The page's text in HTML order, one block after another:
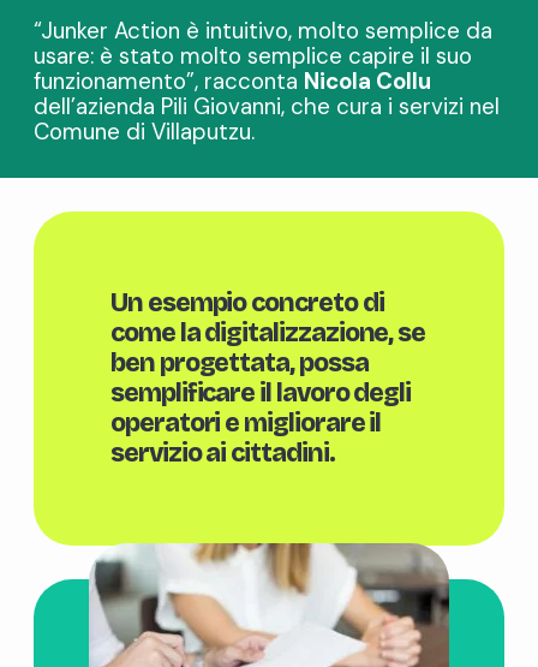
“Junker Action è intuitivo, molto semplice da
usare: è stato molto semplice capire il suo
funzionamento”, racconta Nicola Collu
dell’azienda Pili Giovanni, che cura i servizi nel
Comune di Villaputzu.
Un esempio concreto di
come la digitalizzazione, se
ben progettata, possa
semplificare il lavoro degli
operatori e migliorare il
servizio ai cittadini.